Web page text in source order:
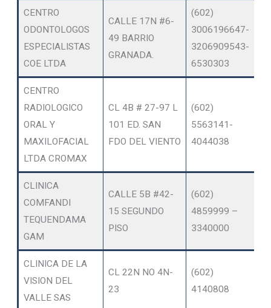
CENTRO
ODONTOLOGOS
ESPECIALISTAS
COE LTDA
CALLE 17N #6-
49 BARRIO
GRANADA.
(602)
3006196647-
3206909543-
6530303
CENTRO
RADIOLOGICO
ORAL Y
MAXILOFACIAL
LTDA CROMAX
CL 4B # 27-97 L
101 ED. SAN
FDO DEL VIENTO
(602)
5563141-
4044038
CLINICA
COMFANDI
TEQUENDAMA
GAM
CALLE 5B #42-
15 SEGUNDO
PISO
(602)
4859999 –
3340000
CLINICA DE LA
VISION DEL
VALLE SAS
CL 22N NO 4N-
23
(602)
4140808